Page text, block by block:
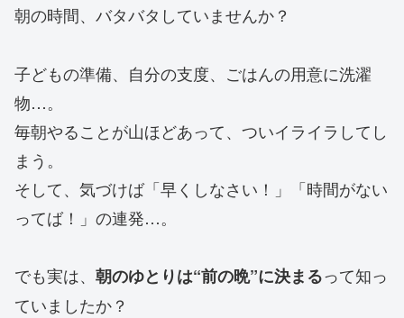
朝の時間、バタバタしていませんか？
子どもの準備、自分の支度、ごはんの用意に洗濯
物…。
毎朝やることが山ほどあって、ついイライラしてし
まう。
そして、気づけば「早くしなさい！」「時間がない
ってば！」の連発…。
でも実は、 朝のゆとりは“前の晩”に決まるって知っ
ていましたか？